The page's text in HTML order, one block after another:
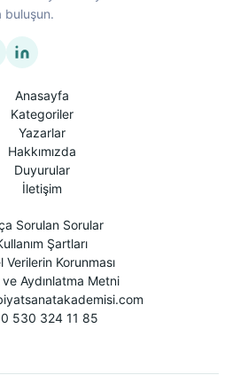
buluşun.
Anasayfa
Kategoriler
Yazarlar
Hakkımızda
Duyurular
İletişim
Sorulan Sorular
Şartları
Verilerin Korunması
Aydınlatma Metni
530 324 11 85